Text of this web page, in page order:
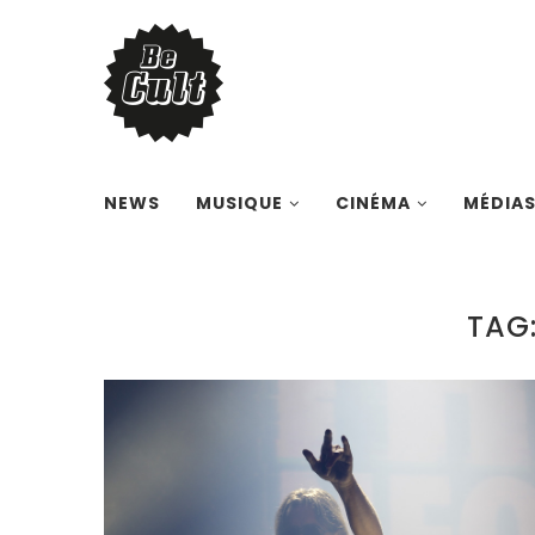
NEWS MUSIQUE CINÉMA MÉDIAS